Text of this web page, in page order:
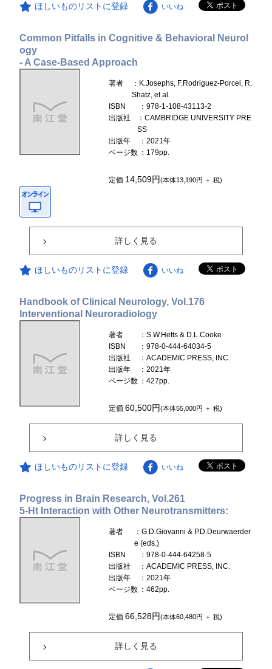
ほしいものリストに登録 いいね
Common Pitfalls in Cognitive & Behavioral Neurol
ogy
- A Case-Based Approach
著者
：K.Josephs, F.Rodriguez-Porcel, R.
Shatz, et al.
ISBN
：978-1-108-43113-2
出版社
：CAMBRIDGE UNIVERSITY PRE
SS
出版年
：2021年
ページ数 ：179pp.
定価 14,509円(本体13,190円 ＋ 税)
詳しく見る
ほしいものリストに登録 いいね
Handbook of Clinical Neurology, Vol.176
Interventional Neuroradiology
著者
：S.W.Hetts & D.L.Cooke
ISBN
：978-0-444-64034-5
出版社
：ACADEMIC PRESS, INC.
出版年
：2021年
ページ数 ：427pp.
定価60,500円(本体55,000円 ＋ 税)
詳しく見る
ほしいものリストに登録 いいね
Progress in Brain Research, Vol.261
5-Ht Interaction with Other Neurotransmitters:
著者
：G.D.Giovanni & P.D.Deurwaerder
e (eds.)
ISBN
：978-0-444-64258-5
出版社
：ACADEMIC PRESS, INC.
出版年
：2021年
ページ数 ：462pp.
定価66,528円(本体60,480円 ＋ 税)
詳しく見る